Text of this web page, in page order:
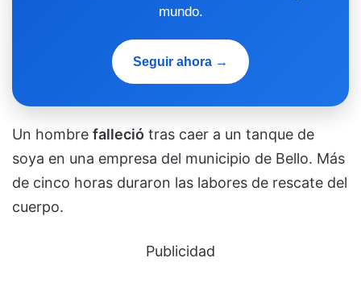
mundo.
Seguir ahora →
Un hombre falleció tras caer a un tanque de
soya en una empresa del municipio de Bello. Más
de cinco horas duraron las labores de rescate del
cuerpo.
Publicidad